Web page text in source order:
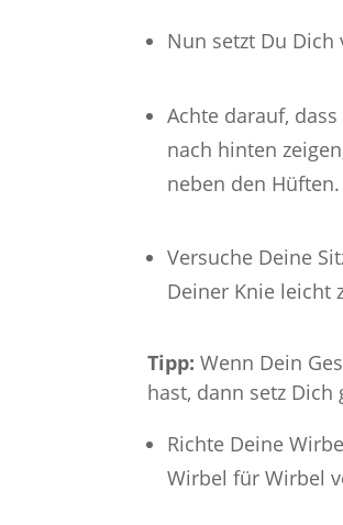
Nun setzt Du
Achte darauf,
nach hinten
neben den Hüften.
Versuche Deine
Deiner Knie leicht
Tipp: Wenn Dein
hast, dann setz
Richte Deine
Wirbel für Wirbel